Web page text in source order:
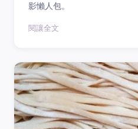
影懶人包。
閱讓全文